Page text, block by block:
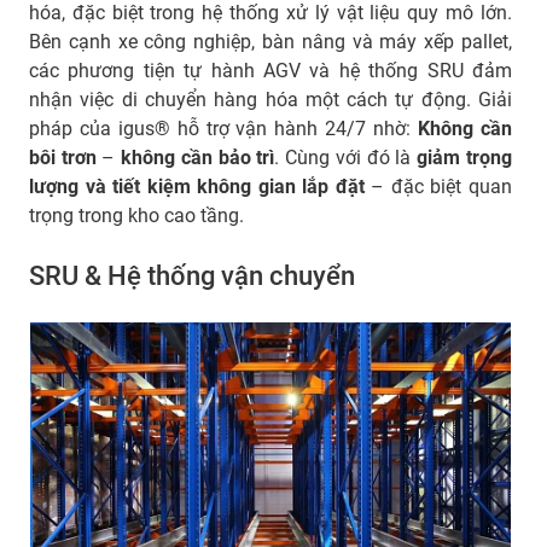
hóa, đặc biệt trong hệ thống xử lý vật liệu quy mô lớn.
Bên cạnh xe công nghiệp, bàn nâng và máy xếp pallet,
các phương tiện tự hành AGV và hệ thống SRU đảm
nhận việc di chuyển hàng hóa một cách tự động. Giải
pháp của igus® hỗ trợ vận hành 24/7 nhờ: Không cần
bôi trơn–không cần bảo trì. Cùng với đó làgiảm trọng
lượng và tiết kiệm không gian lắp đặt– đặc biệt quan
trọng trong kho cao tầng.
SRU & Hệ thống vận chuyển